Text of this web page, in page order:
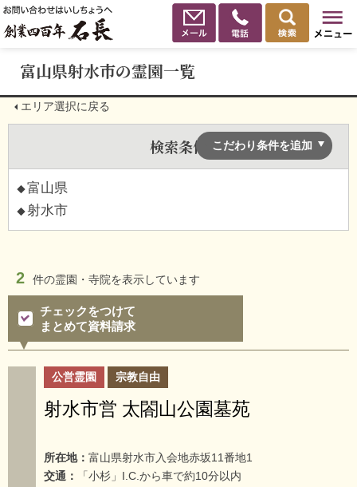
富山県射水市の霊園一覧
エリア選択に戻る
こだわり条件を追加
検索条件
富山県
射水市
2 件の霊園・寺院を表示しています
チェックをつけて
まとめて資料請求
公営霊園 宗教自由
射水市営 太閤山公園墓苑
所在地： 富山県射水市入会地赤坂11番地1
交通：
「小杉」I.C.から車で約10分以内